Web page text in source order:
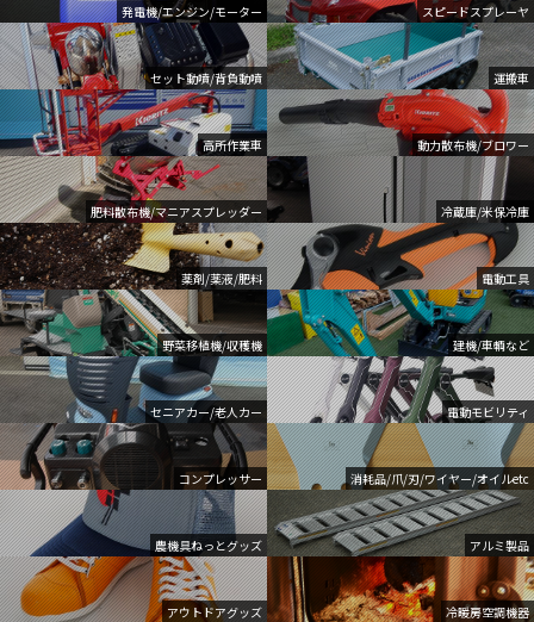
発電機/エンジン/モーター スピードスプレーヤ
セット動噴/背負動噴 運搬車
高所作業車 動力散布機/ブロワー
肥料散布機/マニアスプレッダー 冷蔵庫/米保冷庫
薬剤/薬液/肥料 電動工具
野菜移植機/収穫機 建機/車輌など
セニアカー/老人カー 電動モビリティ
コンプレッサー 消耗品/爪/刃/ワイヤー/オイルetc
農機具ねっとグッズ アルミ製品
アウトドアグッズ 冷暖房空調機器